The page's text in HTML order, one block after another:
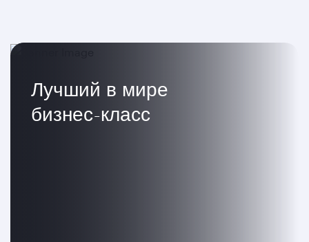
Лучший в мире
бизнес-класс